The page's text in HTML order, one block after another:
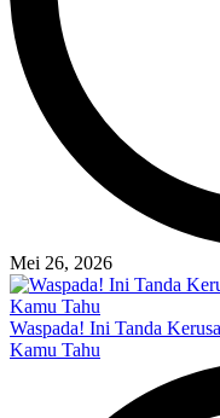
Mei 26, 2026
Waspada! Ini Tanda
Kamu Tahu